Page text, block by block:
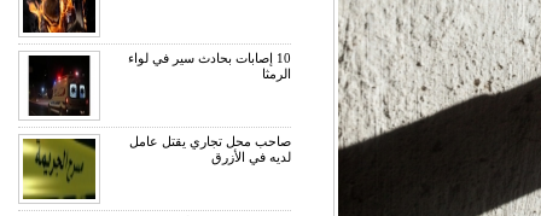
10 إصابات بحادث سير في لواء
الرمثا
صاحب محل تجاري يقتل عامل
لديه في الأزرق